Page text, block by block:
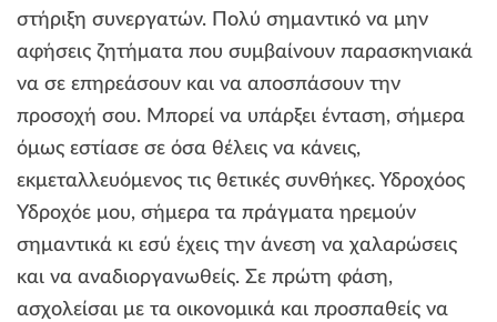
στήριξη συνεργατών. Πολύ σημαντικό να μην
αφήσεις ζητήματα που συμβαίνουν παρασκηνιακά
να σε επηρεάσουν και να αποσπάσουν την
προσοχή σου. Μπορεί να υπάρξει ένταση, σήμερα
όμως εστίασε σε όσα θέλεις να κάνεις,
εκμεταλλευόμενος τις θετικές συνθήκες. Υδροχόος
Υδροχόε μου, σήμερα τα πράγματα ηρεμούν
σημαντικά κι εσύ έχεις την άνεση να χαλαρώσεις
και να αναδιοργανωθείς. Σε πρώτη φάση,
ασχολείσαι με τα οικονομικά και προσπαθείς να